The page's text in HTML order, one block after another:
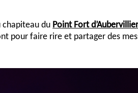
chapiteau du Point Fort
pour faire rire et partager des